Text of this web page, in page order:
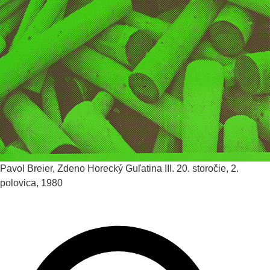
Pavol Breier, Zdeno Horecký Guľatina III. 20. storočie, 2.
polovica, 1980